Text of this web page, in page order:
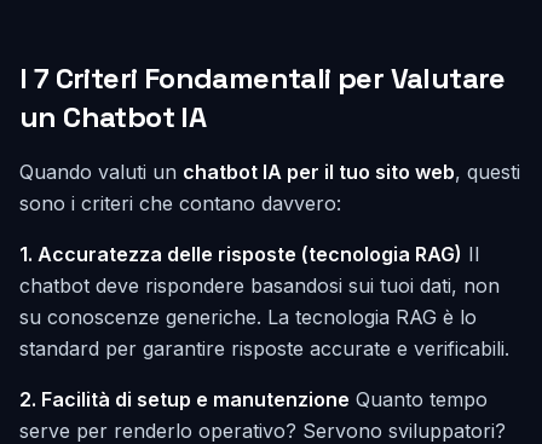
I 7 Criteri Fondamentali per Valutare
un Chatbot IA
Quando valuti un chatbot IA per il tuo sito web, questi
sono i criteri che contano davvero:
1. Accuratezza delle risposte (tecnologia RAG) Il
chatbot deve rispondere basandosi sui tuoi dati, non
su conoscenze generiche. La tecnologia RAG è lo
standard per garantire risposte accurate e verificabili.
2. Facilità di setup e manutenzione Quanto tempo
serve per renderlo operativo? Servono sviluppatori?